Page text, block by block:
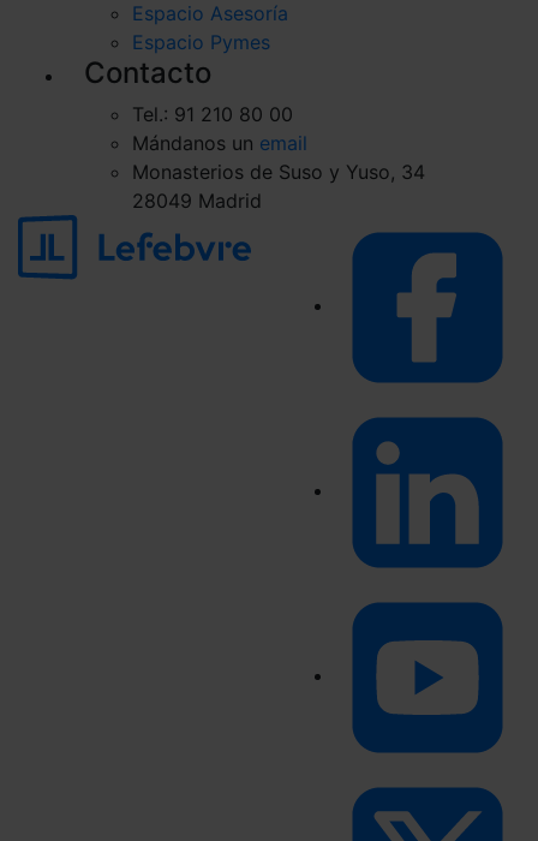
Espacio Asesoría
Espacio Pymes
Contacto
Tel.: 91 210 80 00
Mándanos un email
Monasterios de Suso y Yuso, 34
28049 Madrid